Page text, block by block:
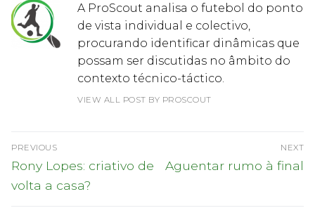
A ProScout analisa o futebol do ponto
de vista individual e colectivo,
procurando identificar dinâmicas que
possam ser discutidas no âmbito do
contexto técnico-táctico.
VIEW ALL POST BY PROSCOUT
Navegação
de
artigos
PREVIOUS
Previous
post:
Rony Lopes: criativo de
volta a casa?
NEXT
Next
Aguentar rumo à final